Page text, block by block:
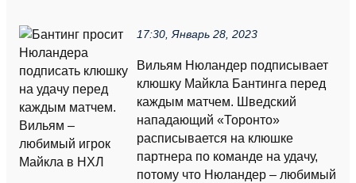
17:30, Январь 28, 2023
Вильям Нюландер подписывает
клюшку Майкла Бантинга перед
каждым матчем. Шведский
нападающий «Торонто»
расписывается на клюшке
партнера по команде на удачу,
потому что Нюландер – любимый